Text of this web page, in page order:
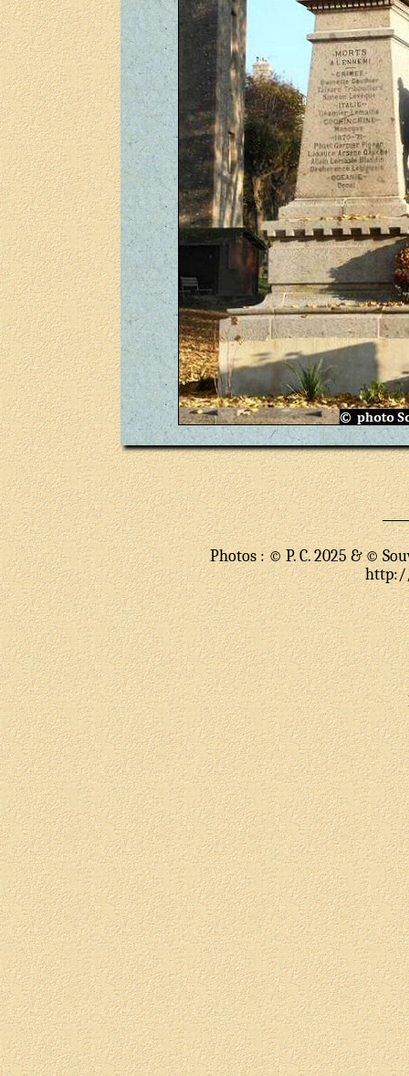
Photos : © P. C. 2025 & ©